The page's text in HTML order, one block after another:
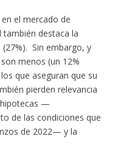
el mercado de
también destaca la
Sin embargo, y
menos (un 12%
que aseguran que su
pierden relevancia
hipotecas —
de las condiciones que
de 2022— y la